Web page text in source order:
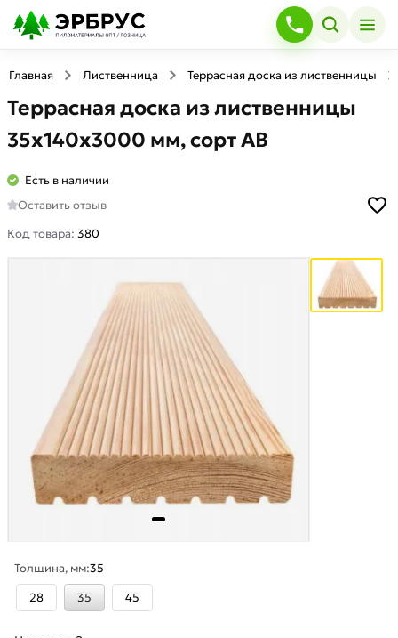
Главная Лиственница Террасная доска из лиственницы
Террасная доска из лиственницы
35x140х3000 мм, cорт АВ
Есть в наличии
Оставить отзыв
Код товара: 380
Толщина, мм:35
28
35 45